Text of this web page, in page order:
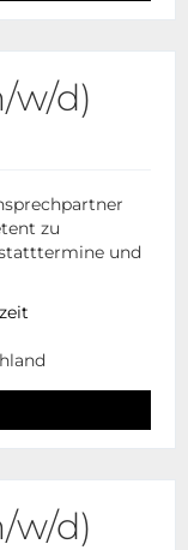
w/d)
zu
und
w/d)